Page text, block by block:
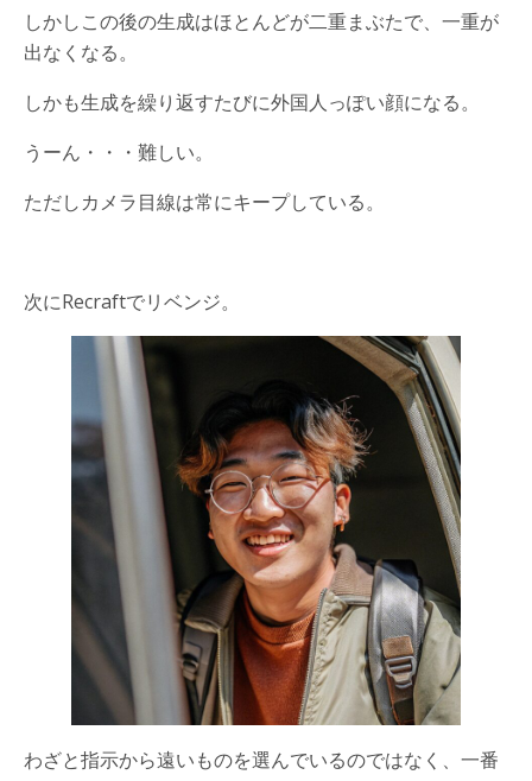
しかしこの後の生成はほとんどが二重まぶたで、一重が
出なくなる。
しかも生成を繰り返すたびに外国人っぽい顔になる。
うーん・・・難しい。
ただしカメラ目線は常にキープしている。
次にRecraftでリベンジ。
わざと指示から遠いものを選んでいるのではなく、一番